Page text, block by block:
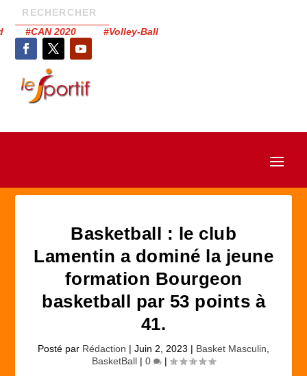
#CAN 2020 #Volley-Ball
Basketball : le club
Lamentin a dominé la jeune
formation Bourgeon
basketball par 53 points à
41.
Posté par Rédaction | Juin 2, 2023 | Basket Masculin
BasketBall | 0 |